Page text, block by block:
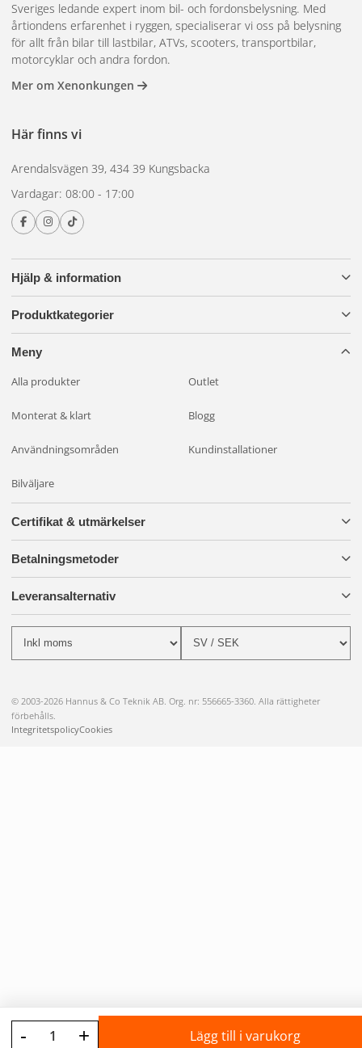
- + Lägg till i varukorg
Hjälp & information
Produktkategorier
Meny
Alla produkter Outlet
Monterat & klart Blogg
Användningsområden Kundinstallationer
Bilväljare
Sveriges ledande expert inom bil- och fordonsbelysning. Med
årtiondens erfarenhet i ryggen, specialiserar vi oss på belysning
för allt från bilar till lastbilar, ATVs, scooters, transportbilar,
motorcyklar och andra fordon.
Mer om Xenonkungen
Här finns vi
Arendalsvägen 39, 434 39 Kungsbacka
Vardagar: 08:00 - 17:00
Certifikat & utmärkelser
Betalningsmetoder
Leveransalternativ
© 2003-2026 Hannus & Co Teknik AB. Org. nr: 556665-3360. Alla rättigheter
förbehålls.
IntegritetspolicyCookies